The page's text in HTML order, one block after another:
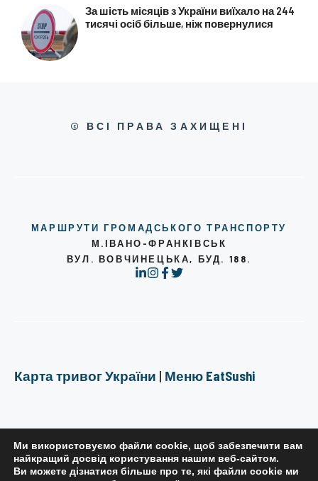
За шість місяців з України виїхало на 244
тисячі осіб більше, ніж повернулися
© ВСІ ПРАВА ЗАХИЩЕНІ
МАРШРУТИ ГРОМАДСЬКОГО ТРАНСПОРТУ
М.ІВАНО-ФРАНКІВСЬК
ВУЛ. ВОВЧИНЕЦЬКА, БУД. 188.
Карта тривог України | Меню EatSushi
Ми використовуємо файли cookie, щоб забезпечити вам
найкращий досвід користування нашим веб-сайтом.
Ви можете дізнатися більше про те, які файли cookie ми